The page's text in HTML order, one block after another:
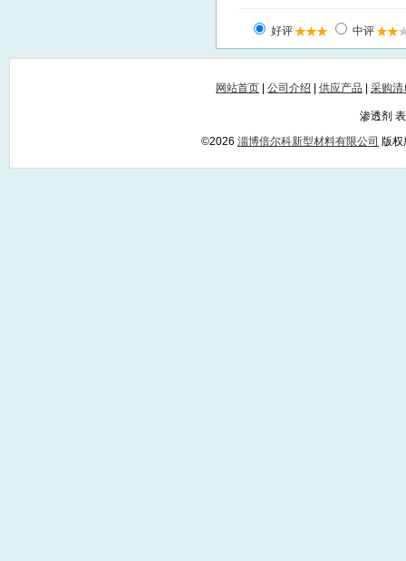
网站首页 公司介绍 供应产品 采购清
渗透剂
©2026 淄博倍尔科新型材料有限公司 版